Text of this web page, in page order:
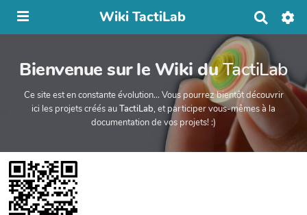
Wiki TactiLab
h
e
r
c
h
e
r
Bienvenue sur le Wiki duTactiLab
Ce site est en constante évolution... Vous pourrez bientôt découvrir
ici les projets créés auTactiLab, et participer vous-mêmes à la
documentation de vos projets! :)